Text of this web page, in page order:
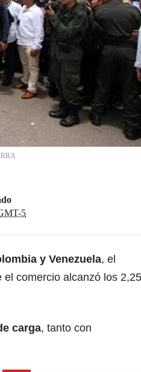
5
y Venezuela, el
comercio alcanzó los 2,25
carga, tanto con